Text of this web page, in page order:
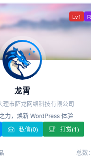
Lv1
龙霄
理市萨龙网络科技有限公司
力，焕新 WordPress 体验
私信(0) 打赏(1)
总数